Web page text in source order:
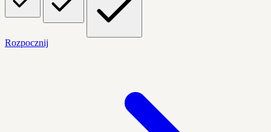
Rozpocznij